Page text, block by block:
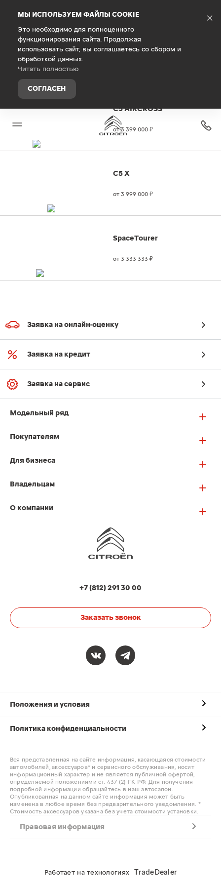
МЫ ИСПОЛЬЗУЕМ ФАЙЛЫ COOKIE
Это необходимо для полноценного
функционирования сайта. Продолжая
использовать сайт, вы соглашаетесь со сбором и
обработкой данных.
Читать полностью
СОГЛАСЕН
×
Модельный ряд
C5 AIRCROSS
от 3 399 000 ₽
C5 X
от 3 999 000 ₽
SpaceTourer
от 3 333 333 ₽
Заявка на онлайн-оценку
Заявка на кредит
Заявка на сервис
Модельный ряд
Покупателям
Для бизнеса
Владельцам
О компании
+7 (812) 291 30 00
Заказать звонок
Положения и условия
Политика конфиденциальности
Вся представленная на сайте информация, касающаяся стоимости
автомобилей, аксессуаров* и сервисного обслуживания, носит
информационный характер и не является публичной офертой,
определяемой положениями ст. 437 (2) ГК РФ. Для получения
подробной информации обращайтесь в наш автосалон.
Опубликованная на данном сайте информация может быть
изменена в любое время без предварительного уведомления. *
Стоимость аксессуаров указана без учета стоимости установки.
Правовая информация
Работает на технологиях TradeDealer